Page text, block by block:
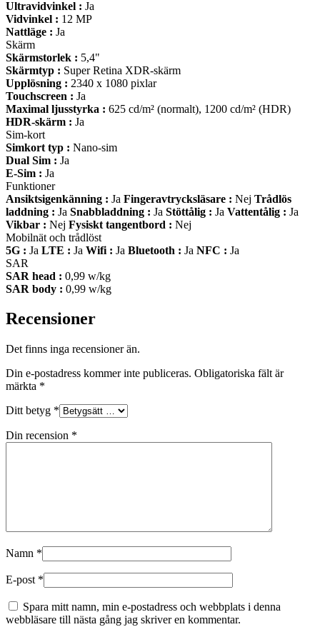
Ultravidvinkel : Ja
Vidvinkel : 12 MP
Nattläge : Ja
Skärm
Skärmstorlek : 5,4"
Skärmtyp : Super Retina XDR-skärm
Upplösning : 2340 x 1080 pixlar
Touchscreen : Ja
Maximal ljusstyrka : 625 cd/m² (normalt), 1200 cd/m² (HDR)
HDR-skärm : Ja
Sim-kort
Simkort typ : Nano-sim
Dual Sim : Ja
E-Sim : Ja
Funktioner
Ansiktsigenkänning : Ja Fingeravtrycksläsare : Nej Trådlös
laddning : Ja Snabbladdning : Ja Stöttålig : Ja Vattentålig : Ja
Vikbar : Nej Fysiskt tangentbord : Nej
Mobilnät och trådlöst
5G : Ja LTE : Ja Wifi : Ja Bluetooth : Ja NFC : Ja
SAR
SAR head : 0,99 w/kg
SAR body : 0,99 w/kg
Recensioner
Det finns inga recensioner än.
Din e-postadress kommer inte publiceras. Obligatoriska fält är
märkta *
Ditt betyg *
Din recension *
Namn *
E-post *
Spara mitt namn, min e-postadress och webbplats i denna
webbläsare till nästa gång jag skriver en kommentar.